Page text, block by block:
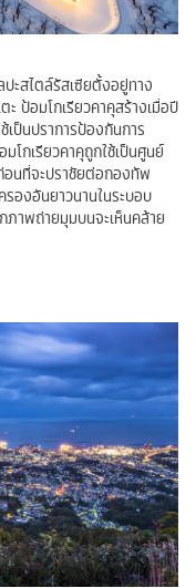
ะสไตล์รัสเซียตั้งอยู่ทาง
ะ ป้อมโกเรียวคาคุสร้างเมื่อปี
เป็นปราการป้องกันการ
โกเรียวคาคุถูกใช้เป็นศูนย์
อนที่จะปราชัยต่อกองทัพ
องอันยาวนานในระบอบ
าพถ่ายมุมบนจะเห็นคล้าย